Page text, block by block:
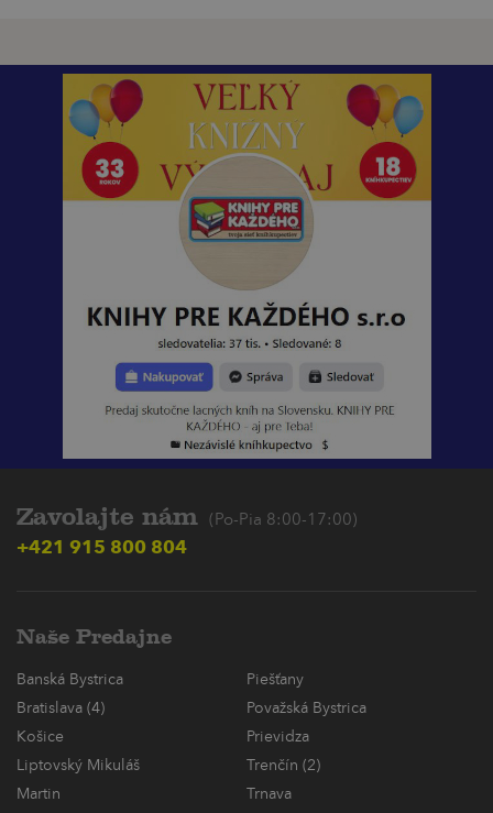
Zavolajte nám (Po-Pia 8:00-17:00)
+421 915 800 804
Naše Predajne
Banská Bystrica
Piešťany
Bratislava (4)
Považská Bystrica
Košice
Prievidza
Liptovský Mikuláš
Trenčín (2)
Martin
Trnava